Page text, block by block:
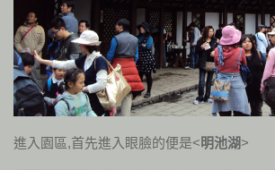
進入園區,首先進入眼臉的便是< 明池湖>